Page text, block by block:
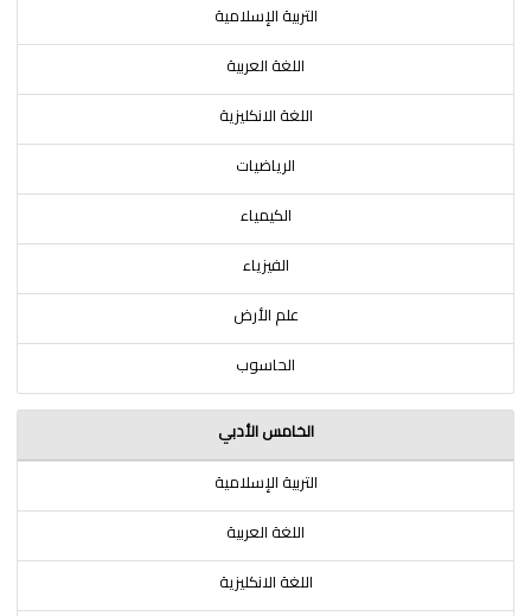
التربية الإسلامية
اللغة العربية
اللغة الانكليزية
الرياضيات
الكيمياء
الفيزياء
علم الأرض
الحاسوب
الخامس الأدبي
التربية الإسلامية
اللغة العربية
اللغة الانكليزية